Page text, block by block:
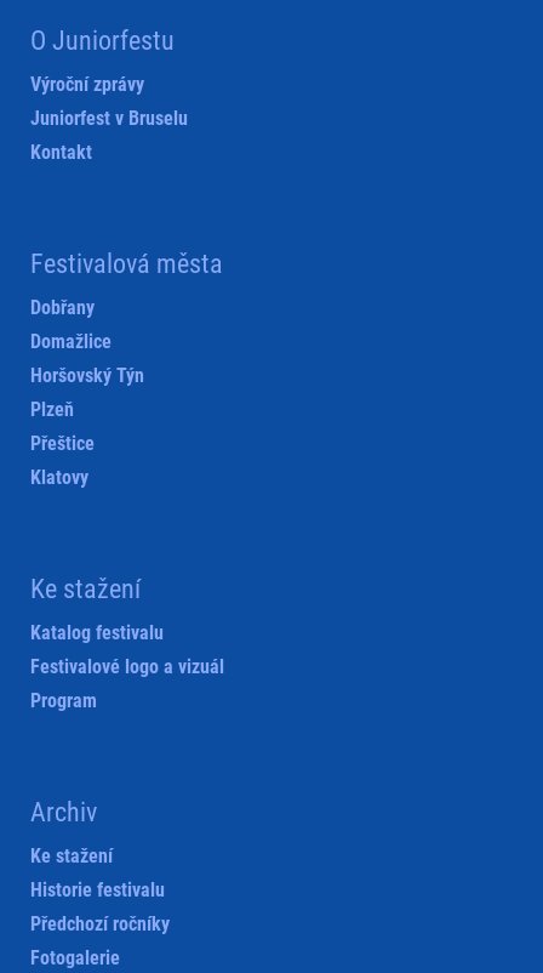
O Juniorfestu
Výroční zprávy
Juniorfest v Bruselu
Kontakt
Festivalová města
Dobřany
Domažlice
Horšovský Týn
Plzeň
Přeštice
Klatovy
Ke stažení
Katalog festivalu
Festivalové logo a vizuál
Program
Archiv
Ke stažení
Historie festivalu
Předchozí ročníky
Fotogalerie